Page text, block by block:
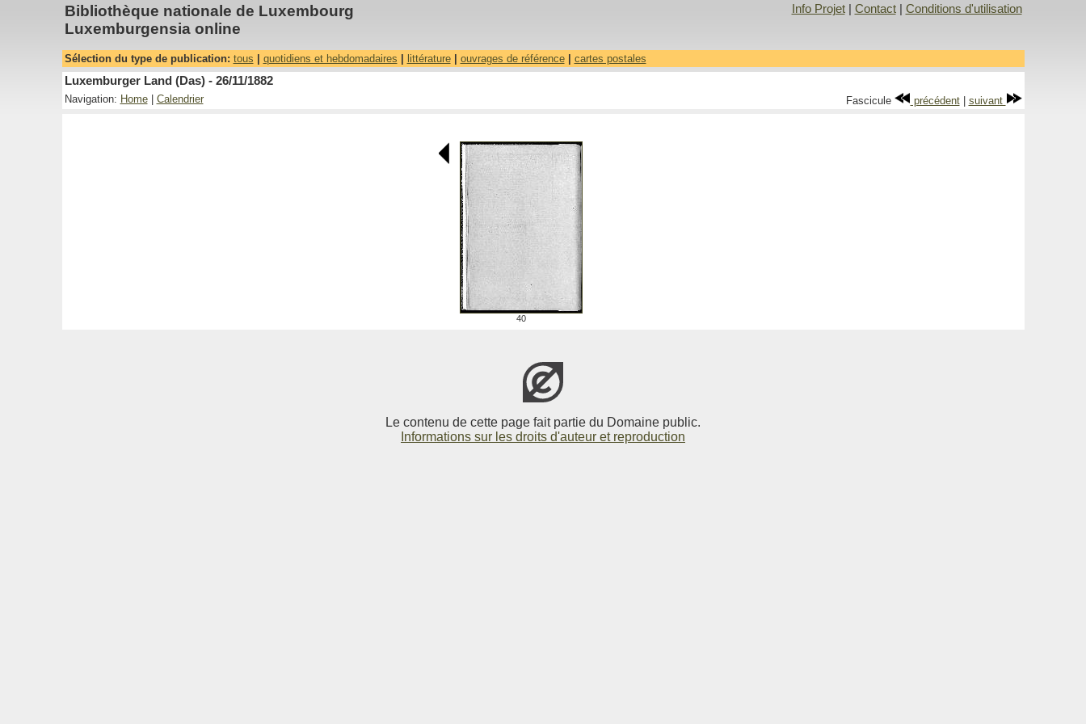
Bibliothèque nationale de Luxembourg
Luxemburgensia online
Info Projet| Contact| Conditions d'utilisation
Sélection du type de publication: tous quotidiens et hebdomadaires littérature| ouvrages de référence| cartes postales
Luxemburger Land (Das) - 26/11/1882
Navigation: Home| Calendrier Fascicule précédent| suivant
40
Le contenu de cette page fait partie du Domaine public.
Informations sur les droits d'auteur et reproduction